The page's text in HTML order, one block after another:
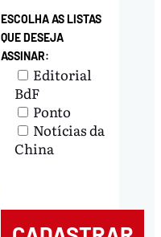
ESCOLHA AS LISTAS
QUE DESEJA
ASSINAR:
Editorial
BdF
Ponto
Notícias da
China